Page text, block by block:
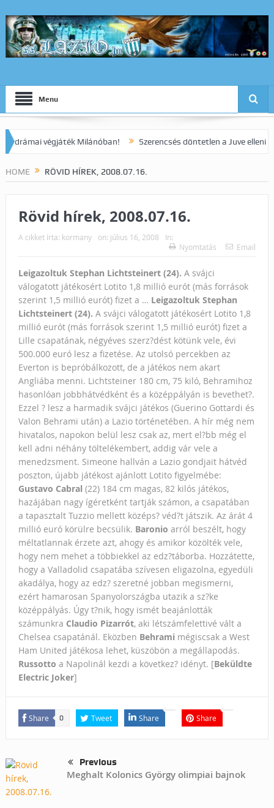
Menu
végjáték Milánóban! Szerencsés döntetlen a Juve elleni
HOME RÖVID HÍREK, 2008.07.16.
Rövid hírek, 2008.07.16.
A cikket írta: kormany on: július 16, 2008
In:
Nyomtatás
Email
Leigazoltuk Stephan Lichtsteinert (24). A svájci
válogatott játékosért Lotito 1,8 millió eurót (más források
szerint 1,5 millió eurót) fizet a … Leigazoltuk Stephan
Lichtsteinert (24). A svájci válogatott játékosért Lotito 1,8
millió eurót (más források szerint 1,5 millió eurót) fizet a
Lille csapatának, négyéves szerz?dést kötünk vele, évi
500.000 euró lesz a fizetése. Az utolsó percekben az
Everton is bepróbálkozott, de a játékos nem akart
Angliába menni. Lichtsteiner 180 cm, 75 kiló, Behramihoz
hasonlóan jobbhátvédként és a középpályán is bevethet?.
Ezzel ? lesz a harmadik svájci játékos (Guerino Gottardi és
Valon Behrami után) a Lazio történetében. A hír még nem
hivatalos, napokon belül lesz csak az, mert el?bb még el
kell adni néhány töltelékembert, addig vár vele a
menedzsment. Simeone hallván a Lazio gondjait hátvéd
poszton, újabb játékost ajánlott Lotito figyelmébe:
Gustavo Cabral (22) 184 cm magas, 82 kilós játékos,
hazájában nagy ígéretként tartják számon, a csapatában
a tapasztalt Tuzzio mellett középs? véd?t játszik. Az árát 4
millió euró körülre becsülik. Baronio arról beszélt, hogy
méltatlannak érzete azt, ahogy és amikor közölték vele,
hogy nem mehet a többiekkel az edz?táborba. Hozzátette,
hogy a Valladolid csapatába szívesen eligazolna, egyedüli
akadálya, hogy az edz? szeretné jobban megismerni,
ezért hamarosan Spanyolországba utazik a sz?ke
középpályás. Úgy t?nik, hogy ismét beajánlották
számunkra Claudio Pizarrót, aki létszámfelettivé vált a
Chelsea csapatánál. Eközben Behrami mégiscsak a West
Ham United játékosa lehet, küszöbön a megállapodás.
Russotto a Napolinál kezdi a következ? idényt. [Beküldte
Electric Joker]
Share 0 Tweet Share Share
Previous
Meghalt Kolonics György olimpiai bajnok